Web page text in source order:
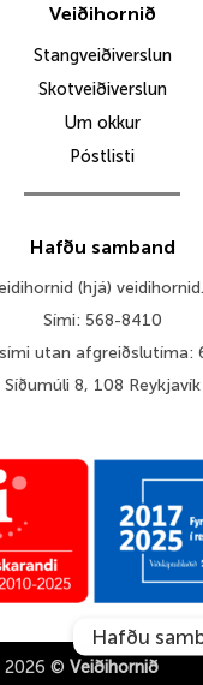
Veiðihornið
Stangveiðiverslun
Skotveiðiverslun
Um okkur
Póstlisti
Hafðu samband
(hjá)
Sími: 568-8410
utan afgreiðslutíma:
Síðumúli 8, 108 Reykjavík
2026 © Veiðihornið
Hafðu